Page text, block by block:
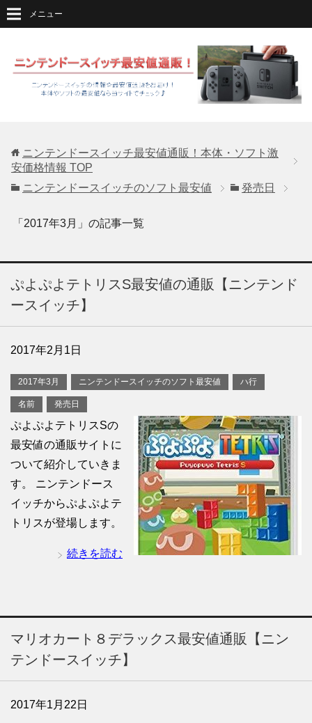
メニュー
ニンテンドースイッチ最安値通販！本体・ソフト激
安価格情報 TOP
ニンテンドースイッチのソフト最安値
発売日
「2017年3月」の記事一覧
ぷよぷよテトリスS最安値の通販【ニンテンド
ースイッチ】
2017年2月1日
2017年3月 ニンテンドースイッチのソフト最安値 ハ行
名前 発売日
ぷよぷよテトリスSの
最安値の通販サイトに
ついて紹介していきま
す。 ニンテンドース
イッチからぷよぷよテ
トリスが登場します。
続きを読む
マリオカート８デラックス最安値通販【ニン
テンドースイッチ】
2017年1月22日